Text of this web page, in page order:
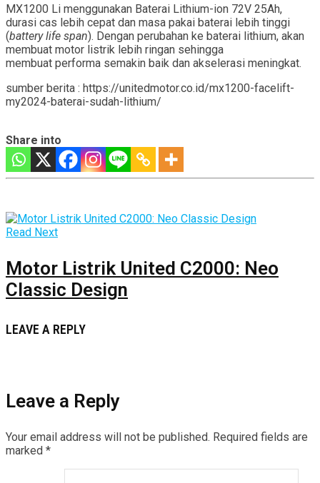
MX1200 Li menggunakan Baterai Lithium-ion 72V 25Ah,
durasi cas lebih cepat dan masa pakai baterai lebih tinggi
(battery life span). Dengan perubahan ke baterai lithium, akan
membuat motor listrik lebih ringan sehingga
membuat performa semakin baik dan akselerasi meningkat.
sumber berita : https://unitedmotor.co.id/mx1200-facelift-
my2024-baterai-sudah-lithium/
Share into
Read Next
Motor Listrik United C2000: Neo
Classic Design
LEAVE A REPLY
Leave a Reply
Your email address will not be published. Required fields are
marked *